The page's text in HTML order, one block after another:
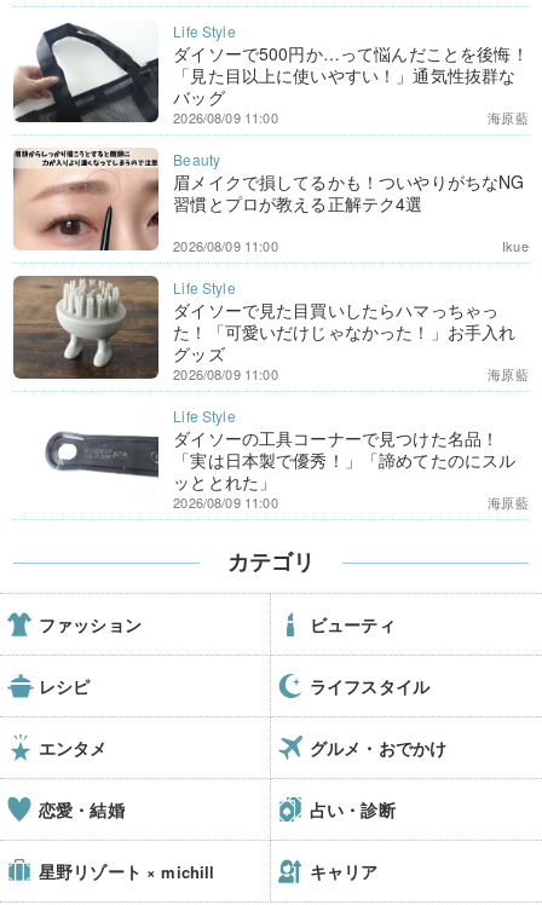
ダイソーで500円か…って悩んだことを後悔！
「見た目以上に使いやすい！」通気性抜群な
バッグ
海原藍
2026/08/09 11:00
眉メイクで損してるかも！ついやりがちなNG
習慣とプロが教える正解テク4選
Ikue
2026/08/09 11:00
ダイソーで見た目買いしたらハマっちゃっ
た！「可愛いだけじゃなかった！」お手入れ
グッズ
海原藍
2026/08/09 11:00
ダイソーの工具コーナーで見つけた名品！
「実は日本製で優秀！」「諦めてたのにスル
ッととれた」
海原藍
2026/08/09 11:00
カテゴリ
ファッション ビューティ
レシピ ライフスタイル
エンタメ グルメ・おでかけ
恋愛・結婚 占い・診断
星野リゾート × michill キャリア